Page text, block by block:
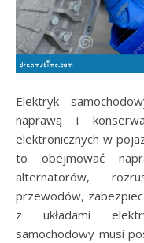
Elektryk
naprawą i
elektronicznych w
to obejmować
alternatorów,
przewodów,
z układami
samochodowy musi